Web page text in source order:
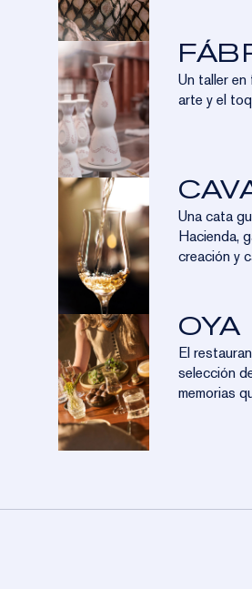
Un taller en
arte y el
Una cata
Hacienda,
creación y
OYA
El
selección
memorias